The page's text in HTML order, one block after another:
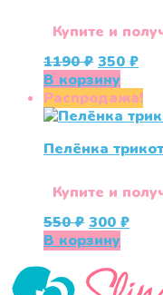
Купите и
1190₽
цена
1190 ₽.
350 ₽
350
В корзину
Распродажа!
Пелёнка
Купите и
550₽
цена
550 ₽.
300 ₽
В корзину